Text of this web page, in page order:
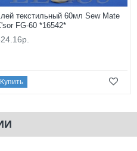
текстильный 60мл Sew Mate
FG-60 *16542*
Купить